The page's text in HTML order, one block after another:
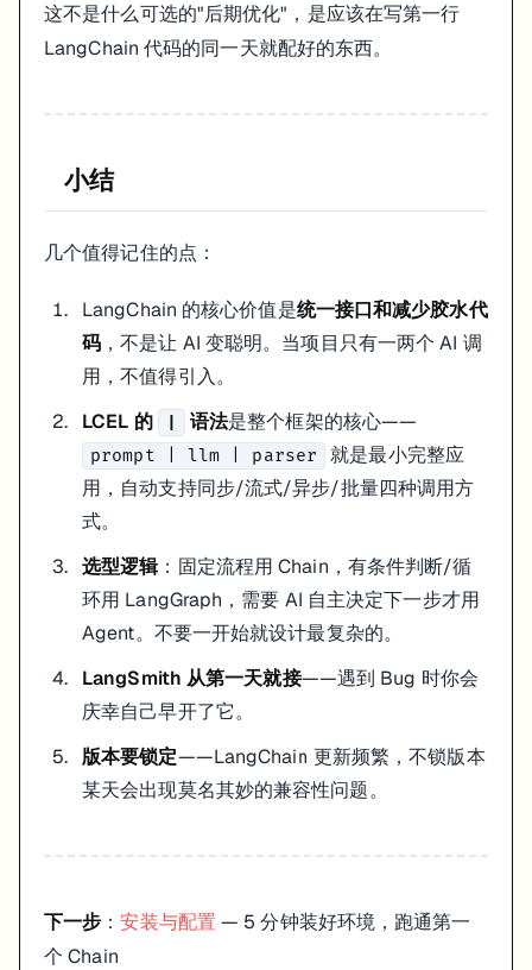
这不是什么可选的"后期优化"，是应该在写第一行
LangChain 代码的同一天就配好的东西。
小结
几个值得记住的点：
LangChain 的核心价值是统一接口和减少胶水代
码 ，不是让 AI 变聪明。当项目只有一两个 AI 调
用，不值得引入。
LCEL 的
语法是整个框架的核心——
prompt | llm | parser
就是最小完整应
用，自动支持同步/流式/异步/批量四种调用方
式。
选型逻辑：固定流程用 Chain，有条件判断/循
环用 LangGraph，需要 AI 自主决定下一步才用
Agent。不要一开始就设计最复杂的。
LangSmith 从第一天就接——遇到 Bug 时你会
庆幸自己早开了它。
版本要锁定——LangChain 更新频繁，不锁版本
某天会出现莫名其妙的兼容性问题。
下一步 ：安装与配置 — 5 分钟装好环境，跑通第一
个 Chain